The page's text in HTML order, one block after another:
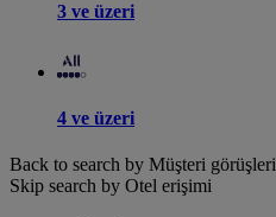
3 ve üzeri
4 ve üzeri
Back to search by Müşteri görüşleri
Skip search by Otel erişimi